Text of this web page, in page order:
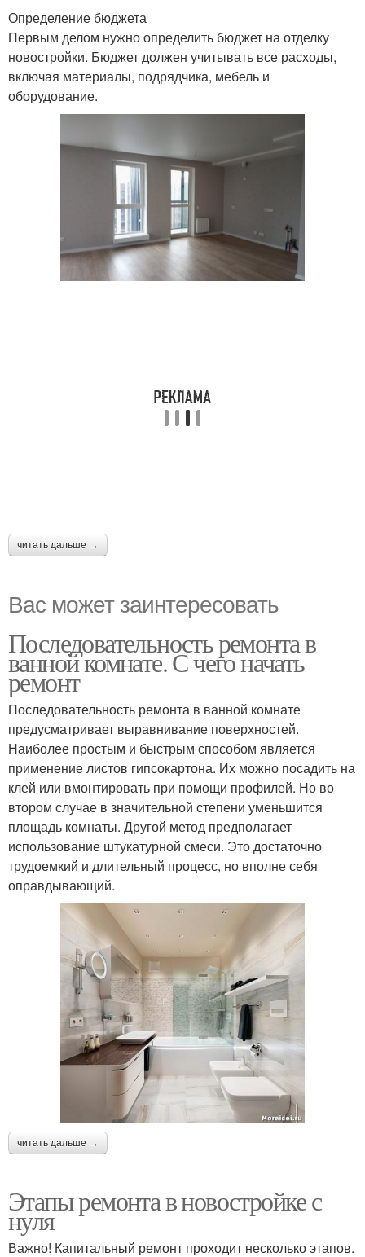
Определение бюджета
Первым делом нужно определить бюджет на отделку
новостройки. Бюджет должен учитывать все расходы,
включая материалы, подрядчика, мебель и
оборудование.
читать дальше →
Вас может заинтересовать
Последовательность ремонта в
ванной комнате. С чего начать
ремонт
Последовательность ремонта в ванной комнате
предусматривает выравнивание поверхностей.
Наиболее простым и быстрым способом является
применение листов гипсокартона. Их можно посадить на
клей или вмонтировать при помощи профилей. Но во
втором случае в значительной степени уменьшится
площадь комнаты. Другой метод предполагает
использование штукатурной смеси. Это достаточно
трудоемкий и длительный процесс, но вполне себя
оправдывающий.
читать дальше →
Этапы ремонта в новостройке с
нуля
Важно! Капитальный ремонт проходит несколько этапов.